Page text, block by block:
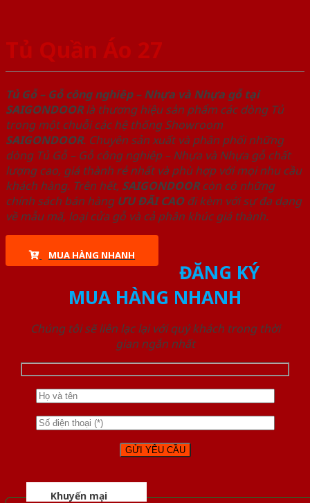
Tủ Quần Áo 27
Tủ Gỗ – Gỗ công nghiêp – Nhựa và Nhựa gỗ tại
SAIGONDOORlà thương hiệu sản phẩm các dòng Tủ
trong một chuỗi các hệ thống Showroom
SAIGONDOOR. Chuyên sản xuất và phân phối những
dòng Tủ Gỗ – Gỗ công nghiêp – Nhựa và Nhựa gỗ chất
lượng cao, giá thành rẻ nhất và phù hợp với mọi nhu cầu
khách hàng. Trên hết, SAIGONDOORcòn có những
chính sách bán hàng ƯU ĐÃI CAOđi kèm với sự đa dạng
về mẫu mã, loại cửa gỗ và cả phân khúc giá thành.
MUA HÀNG NHANH
ĐĂNG KÝ
MUA HÀNG NHANH
Chúng tôi sẽ liên lạc lại với quý khách trong thời
gian ngắn nhất
Khuyến mại